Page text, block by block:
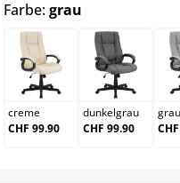
Farbe:grau
creme
creme
CHF 99.90
dunkelgrau
CHF 99.90
grau